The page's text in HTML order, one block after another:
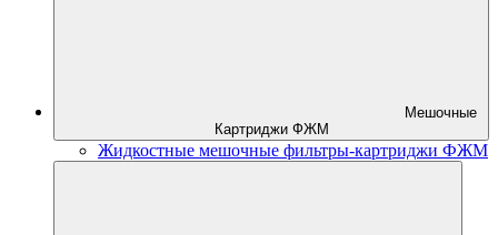
Картриджи ФЖМ
Жидкостные мешочные фильтры-картриджи ФЖМ